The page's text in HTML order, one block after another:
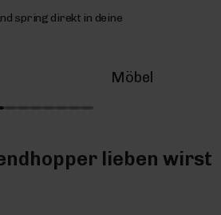
spring direkt in deine
Möbel
lieben wirst